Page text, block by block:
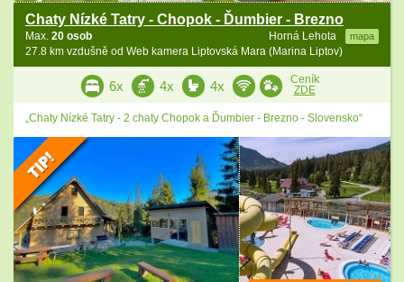
Chaty Nízké Tatry - Chopok - Ďumbier - Brezno
Horná Lehota mapa
Max. 20 osob
27.8 km vzdušně od Web kamera Liptovská Mara (Marina Liptov)
6x 4x 4x
Ceník
ZDE
„Chaty Nízké Tatry - 2 chaty Chopok a Ďumbier - Brezno - Slovensko“